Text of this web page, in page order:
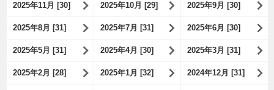
2025年11月 [30] 2025年10月 [29] 2025年9月 [30]
2025年8月 [31] 2025年7月 [31] 2025年6月 [30]
2025年5月 [31] 2025年4月 [30] 2025年3月 [31]
2025年2月 [28] 2025年1月 [32] 2024年12月 [31]